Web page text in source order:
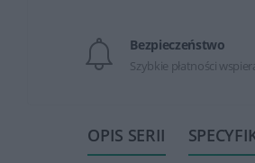
Bezpieczeństwo
Szybkie płatności
OPIS SERII